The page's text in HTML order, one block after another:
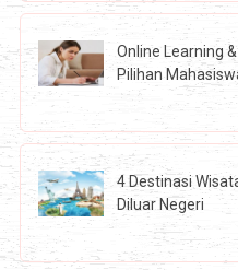
Online Learning
Pilihan
4 Destinasi
Diluar Negeri